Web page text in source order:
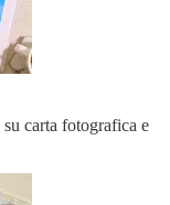
carta fotografica e